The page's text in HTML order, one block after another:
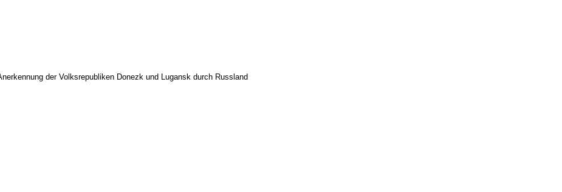
der Volksrepubliken Donezk und Lugansk durch Russland